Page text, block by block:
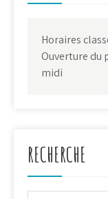
Horaires
Ouverture du
midi
RECHERCHE